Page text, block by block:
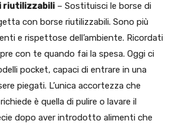
riutilizzabili – Sostituisci le borse di
con borse riutilizzabili. Sono più
e rispettose dell’ambiente. Ricordati
con te quando fai la spesa. Oggi ci
pocket, capaci di entrare in una
piegati. L’unica accortezza che
è quella di pulire o lavare il
dopo aver introdotto alimenti che